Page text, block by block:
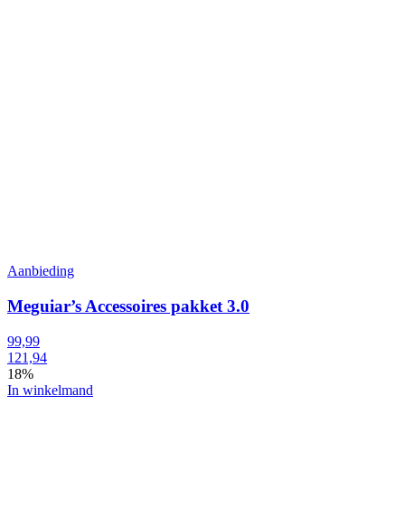
Aanbieding
Meguiar’s Accessoires pakket 3.0
99,99
121,94
18%
In winkelmand